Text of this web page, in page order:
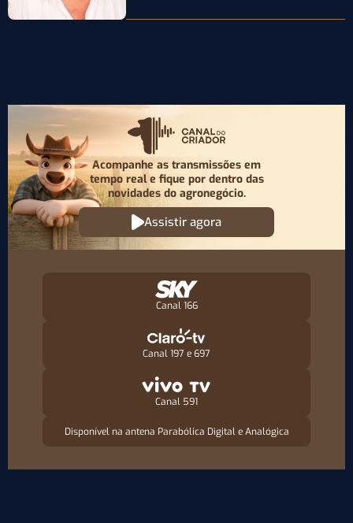
Acompanhe as transmissões em
tempo real e fique por dentro das
novidades do agronegócio.
Assistir agora
Canal 166
Canal 197 e 697
Canal 591
Disponível na antena Parabólica Digital e Analógica